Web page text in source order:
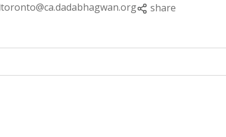
toronto@ca.dadabhagwan.org share